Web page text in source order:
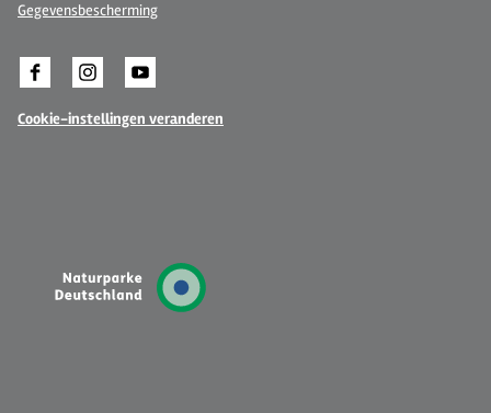
Gegevensbescherming
Cookie-instellingen veranderen